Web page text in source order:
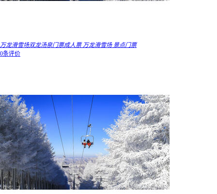
万龙滑雪场双龙汤泉门票成人票 万龙滑雪场 景点门票
0条评价